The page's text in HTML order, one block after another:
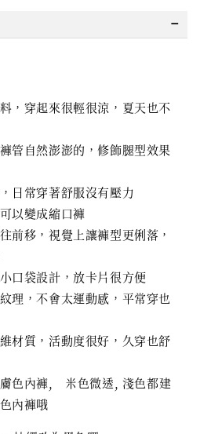
，穿起來很輕很涼，夏天也不
管自然澎澎的，修飾腿型效果
日常穿著舒服沒有壓力
以變成縮口褲
前移，視覺上讓褲型更俐落，
口袋設計，放卡片很方便
理，不會太運動感，平常穿也
材質，活動度很好，久穿也舒
色內褲, 米色微透, 淺色都建
內褲哦